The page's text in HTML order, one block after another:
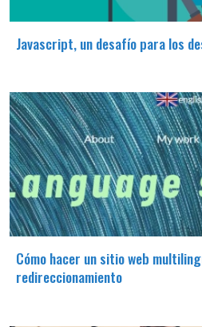
Javascript, un desafío para los
Cómo hacer un sitio web
redireccionamiento